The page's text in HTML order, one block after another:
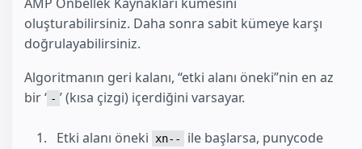
oluşturabilirsiniz. Daha sonra sabit kümeye karşı
doğrulayabilirsiniz.
Algoritmanın geri kalanı, “etki alanı öneki”nin en az
bir ‘ - ’ (kısa çizgi) içerdiğini varsayar.
Etki alanı öneki xn--
ile başlarsa, punycode